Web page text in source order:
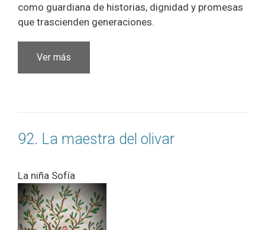
como guardiana de historias, dignidad y promesas
que trascienden generaciones.
Ver más
92. La maestra del olivar
La niña Sofía